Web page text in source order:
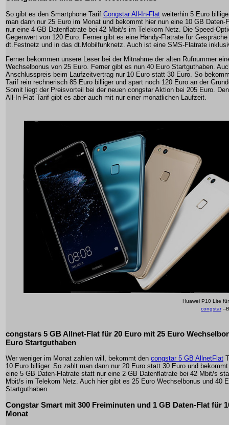
So gibt es den Smartphone Tarif Congstar All-In-Flat weiterhin 5 Euro
man dann nur 25 Euro im Monat und bekommt hier nun eine 10 GB Daten-
nur eine 4 GB Datenflatrate bei 42 Mbit/s im Telekom Netz. Die Speed-
Gegenwert von 120 Euro. Ferner gibt es eine Handy-Flatrate für
dt.Festnetz und in das dt.Mobilfunknetz. Auch ist eine SMS-Flatrate
Ferner bekommen unsere Leser bei der Mitnahme der alten Rufnummer
Wechselbonus von 25 Euro. Ferner gibt es nun 40 Euro Startguthaben.
Anschlusspreis beim Laufzeitvertrag nur 10 Euro statt 30 Euro. So
Tarif rein rechnerisch 85 Euro billiger und spart noch 120 Euro an der
Somit liegt der Preisvorteil bei der neuen congstar Aktion bei 205 Euro.
All-In-Flat Tarif gibt es aber auch mit nur einer monatlichen Laufzeit.
Huawei P10 Lite
congstar--
congstars 5 GB Allnet-Flat für 20 Euro mit 25 Euro
Euro Startguthaben
Wer weniger im Monat zahlen will, bekommt den congstar 5 GB AllnetFlat
10 Euro billiger. So zahlt man dann nur 20 Euro statt 30 Euro und
eine 5 GB Daten-Flatrate statt nur eine 2 GB Datenflatrate bei 42 Mbit/s
Mbit/s im Telekom Netz. Auch hier gibt es 25 Euro Wechselbonus und 40
Startguthaben.
Congstar Smart mit 300 Freiminuten und 1 GB Daten-Flat für
Monat